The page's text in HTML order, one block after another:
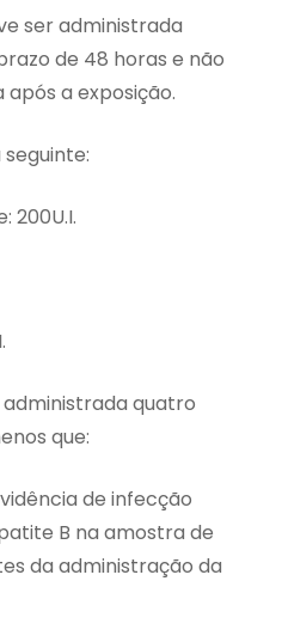
ser administrada
de 48 horas e não
após a exposição.
200U.I.
quatro
que:
de infecção
B na amostra de
da administração da